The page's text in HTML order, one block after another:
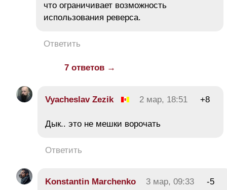
что ограничивает возможность
использования реверса.
Ответить
7 ответов →
Vyacheslav Zezik 2 мар, 18:51 +8
Дык.. это не мешки ворочать
Ответить
Konstantin Marchenko 3 мар, 09:33 -5